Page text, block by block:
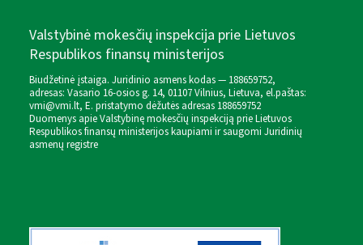
Valstybinė mokesčių inspekcija prie Lietuvos
Respublikos finansų ministerijos
Biudžetinė įstaiga. Juridinio asmens kodas — 188659752,
adresas: Vasario 16-osios g. 14, 01107 Vilnius, Lietuva, el.paštas:
vmi@vmi.lt, E. pristatymo dėžutės adresas 188659752
Duomenys apie Valstybinę mokesčių inspekciją prie Lietuvos
Respublikos finansų ministerijos kaupiami ir saugomi Juridinių
asmenų registre